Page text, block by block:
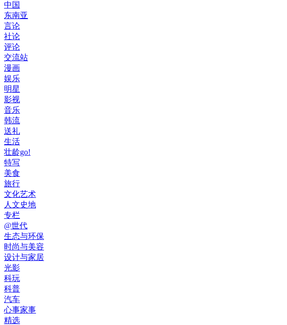
中国
东南亚
言论
社论
评论
交流站
漫画
娱乐
明星
影视
音乐
韩流
送礼
生活
壮龄go!
特写
美食
旅行
文化艺术
人文史地
专栏
@世代
生态与环保
时尚与美容
设计与家居
光影
科玩
科普
汽车
心事家事
精选